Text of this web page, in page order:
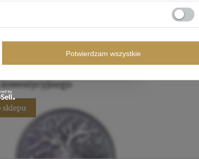
Potwierdzam wszystkie